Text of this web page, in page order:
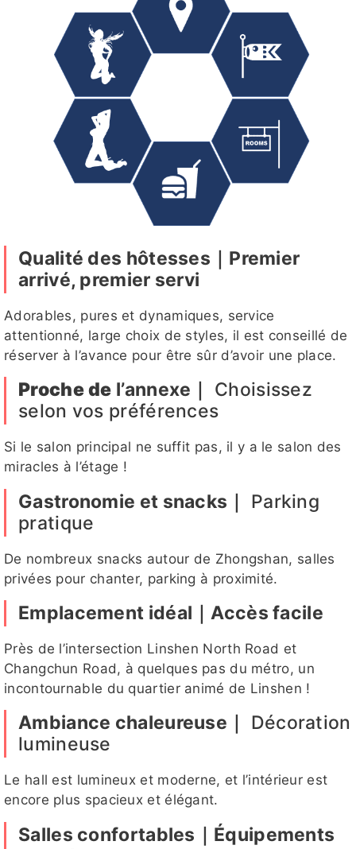
評
評1
五月客評 舒舒 紫萱客評
奈奈 秀兒 黑珍珠
小雨客評 寶咔咔 晴伊客評
Niki Hebe 九月 韓恩 安安
e客
晨希 貝果 貓貓客評 小櫻
花花 KOKO 啾啾 溫蒂 韓恩客評
韓恩客評
1
KUKU 亮亮客評 有點甜 卡妮
Qualité des hôtesses｜Premier
arrivé, premier servi
Adorables, pures et dynamiques, service
attentionné, large choix de styles, il est conseillé de
réserver à l’avance pour être sûr d’avoir une place.
Proche de l’annexe｜
Choisissez
selon vos préférences
Si le salon principal ne suffit pas, il y a le salon des
miracles à l’étage !
Gastronomie et snacks｜
Parking
pratique
De nombreux snacks autour de Zhongshan, salles
privées pour chanter, parking à proximité.
Emplacement idéal｜Accès facile
Près de l’intersection Linshen North Road et
Changchun Road, à quelques pas du métro, un
incontournable du quartier animé de Linshen !
Ambiance chaleureuse｜
Décoration
lumineuse
Le hall est lumineux et moderne, et l’intérieur est
encore plus spacieux et élégant.
Salles confortables｜Équipements